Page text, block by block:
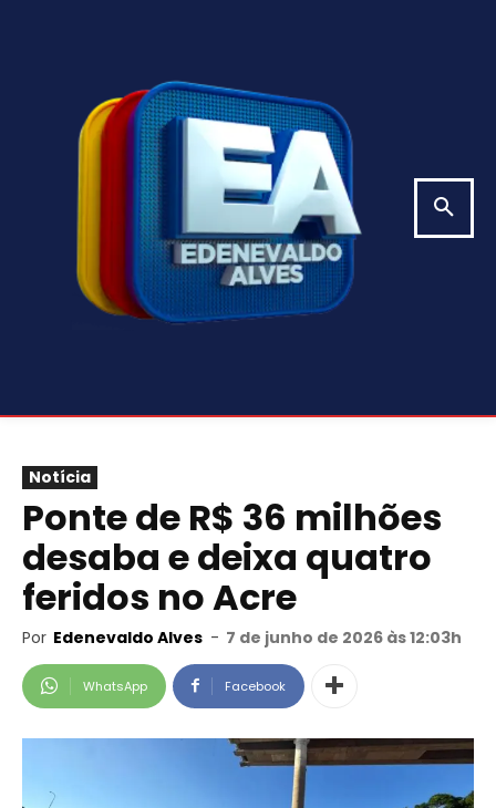
Notícia
Ponte de R$ 36 milhões
desaba e deixa quatro
feridos no Acre
Por Edenevaldo Alves - 7 de junho de 2026 às 12:03h
WhatsApp Facebook